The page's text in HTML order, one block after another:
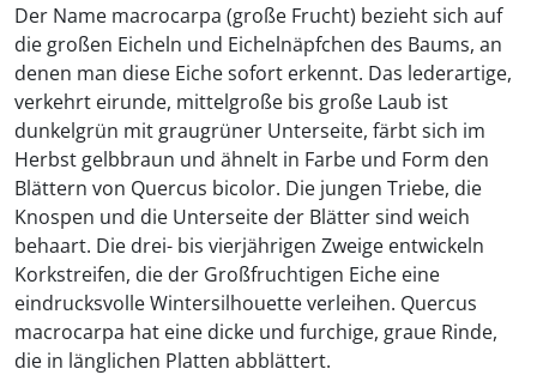
Der Name macrocarpa (große Frucht) bezieht sich auf
die großen Eicheln und Eichelnäpfchen des Baums, an
denen man diese Eiche sofort erkennt. Das lederartige,
verkehrt eirunde, mittelgroße bis große Laub ist
dunkelgrün mit graugrüner Unterseite, färbt sich im
Herbst gelbbraun und ähnelt in Farbe und Form den
Blättern von Quercus bicolor. Die jungen Triebe, die
Knospen und die Unterseite der Blätter sind weich
behaart. Die drei- bis vierjährigen Zweige entwickeln
Korkstreifen, die der Großfruchtigen Eiche eine
eindrucksvolle Wintersilhouette verleihen. Quercus
macrocarpa hat eine dicke und furchige, graue Rinde,
die in länglichen Platten abblättert.